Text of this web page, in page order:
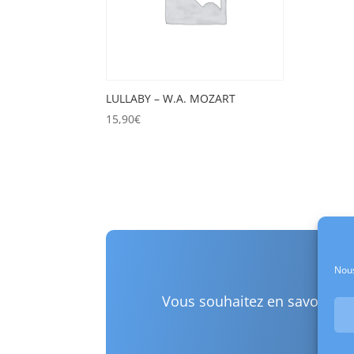
LULLABY – W.A. MOZART
15,90€
Vous souhaitez en savoir